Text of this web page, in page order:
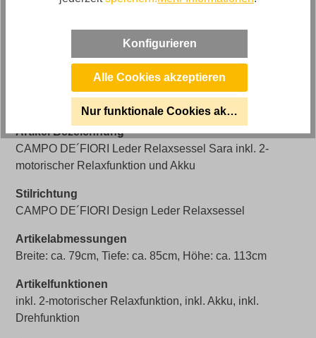
Artikel Bezeichnung
CAMPO DE´FIORI Leder Relaxsessel Sara inkl. 2-
motorischer Relaxfunktion und Akku
Stilrichtung
CAMPO DE´FIORI Design Leder Relaxsessel
Artikelabmessungen
Breite: ca. 79cm, Tiefe: ca. 85cm, Höhe: ca. 113cm
Artikelfunktionen
inkl. 2-motorischer Relaxfunktion, inkl. Akku, inkl.
Drehfunktion
Konfigurieren
Alle Cookies akzeptieren
Nur funktionale Cookies akzeptieren